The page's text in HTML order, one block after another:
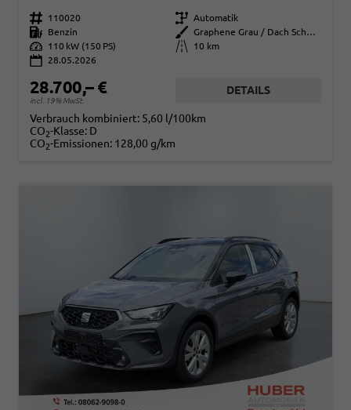
Fahrzeugnr. 110020 Getriebe Automatik
Kraftstoff
Benzin Außenfarbe
Graphene Grau / Dach Schwarz
Leistung
110 kW (150 PS) Kilometerstand
10 km
28.05.2026
28.700,– €
incl. 19% MwSt.
DETAILS
Verbrauch kombiniert: 5,60 l/100km
CO2-Klasse: D
CO2-Emissionen: 128,00 g/km